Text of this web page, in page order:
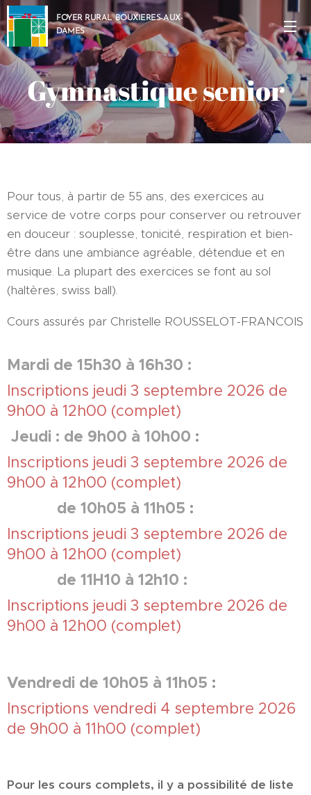
FOYER RURAL BOUXIERES-AUX-
DAMES
Gymnastique senior
Pour tous, à partir de 55 ans, des exercices au
service de votre corps pour conserver ou retrouver
en douceur : souplesse, tonicité, respiration et bien-
être dans une ambiance agréable, détendue et en
musique. La plupart des exercices se font au sol
(haltères, swiss ball).
Cours assurés par Christelle ROUSSELOT-FRANCOIS
Mardi de 15h30 à 16h30 :
Inscriptions jeudi 3 septembre 2026 de
9h00 à 12h00 (complet)
Jeudi : de 9h00 à 10h00 :
Inscriptions jeudi 3 septembre 2026 de
9h00 à 12h00 (complet)
de 10h05 à 11h05 :
Inscriptions jeudi 3 septembre 2026 de
9h00 à 12h00 (complet)
de 11H10 à 12h10 :
Inscriptions jeudi 3 septembre 2026 de
9h00 à 12h00 (complet)
Vendredi de 10h05 à 11h05 :
Inscriptions vendredi 4 septembre 2026
de 9h00 à 11h00 (complet)
Pour les cours complets, il y a possibilité de liste